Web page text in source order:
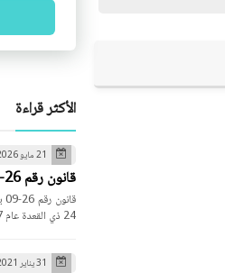
الأكثر قراءة
21 مايو 2026
قانون رقم 26-09 يتضمن قانون المرور PDF
24 ذي القعدة عام 1447 الموافق 12 مايو سنة 2026، يتضمن …
31 يناير 2021